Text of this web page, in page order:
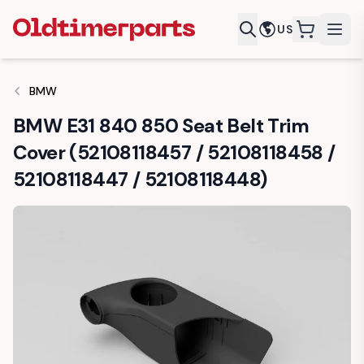
US
BMW
BMW E31 840 850 Seat Belt Trim
Cover (52108118457 / 52108118458 /
52108118447 / 52108118448)